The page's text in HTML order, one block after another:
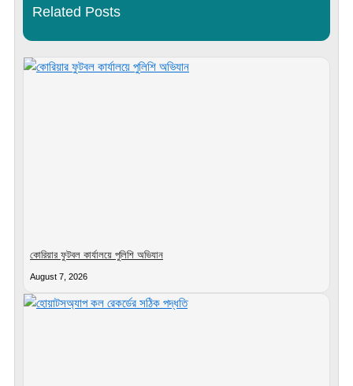
Related Posts
কোরিয়ার ফুটবল কার্যালয়ে পুলিশি অভিযান
August 7, 2026